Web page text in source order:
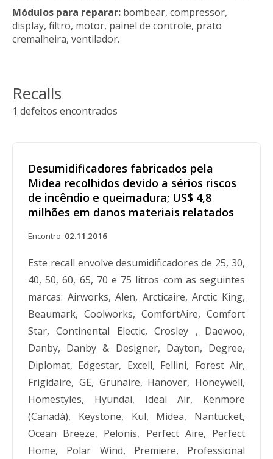
Módulos para reparar: bombear, compressor,
display, filtro, motor, painel de controle, prato
cremalheira, ventilador.
Recalls
1 defeitos encontrados
Desumidificadores fabricados pela
Midea recolhidos devido a sérios riscos
de incêndio e queimadura; US$ 4,8
milhões em danos materiais relatados
Encontro: 02.11.2016
Este recall envolve desumidificadores de 25, 30,
40, 50, 60, 65, 70 e 75 litros com as seguintes
marcas: Airworks, Alen, Arcticaire, Arctic King,
Beaumark, Coolworks, ComfortAire, Comfort
Star, Continental Electic, Crosley , Daewoo,
Danby, Danby & Designer, Dayton, Degree,
Diplomat, Edgestar, Excell, Fellini, Forest Air,
Frigidaire, GE, Grunaire, Hanover, Honeywell,
Homestyles, Hyundai, Ideal Air, Kenmore
(Canadá), Keystone, Kul, Midea, Nantucket,
Ocean Breeze, Pelonis, Perfect Aire, Perfect
Home, Polar Wind, Premiere, Professional